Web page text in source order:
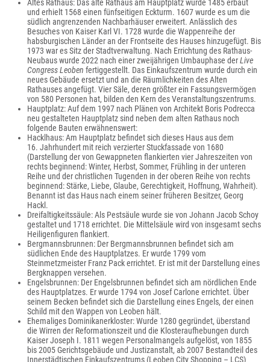
Altes Rathaus: Das alte Rathaus am Hauptplatz wurde 1485 erbaut
und erhielt 1568 einen fünfseitigen Eckturm. 1607 wurde es um die
südlich angrenzenden Nachbarhäuser erweitert. Anlässlich des
Besuches von Kaiser Karl VI. 1728 wurde die Wappenreihe der
habsburgischen Länder an der Frontseite des Hauses hinzugefügt. Bis
1973 war es Sitz der Stadtverwaltung. Nach Errichtung des Rathaus-
Neubaus wurde 2022 nach einer zweijährigen Umbauphase derLive
Congress Leoben fertiggestellt. Das Einkaufszentrum wurde durch ein
neues Gebäude ersetzt und an die Räumlichkeiten des Alten
Rathauses angefügt. Vier Säle, deren größter ein Fassungsvermögen
von 580 Personen hat, bilden den Kern des Veranstaltungszentrums.
Hauptplatz: Auf dem 1997 nach Plänen von Architekt Boris Podrecca
neu gestalteten Hauptplatz sind neben dem alten Rathaus noch
folgende Bauten erwähnenswert:
Hacklhaus: Am Hauptplatz befindet sich dieses Haus aus dem
16. Jahrhundert mit reich verzierter Stuckfassade von 1680
(Darstellung der von Gewappneten flankierten vier Jahreszeiten von
rechts beginnend: Winter, Herbst, Sommer, Frühling in der unteren
Reihe und der christlichen Tugenden in der oberen Reihe von rechts
beginnend: Stärke, Liebe, Glaube, Gerechtigkeit, Hoffnung, Wahrheit).
Benannt ist das Haus nach einem seiner früheren Besitzer, Georg
Hackl.
Dreifaltigkeitssäule: Als Pestsäule wurde sie von Johann Jacob Schoy
gestaltet und 1718 errichtet. Die Mittelsäule wird von insgesamt sechs
Heiligenfiguren flankiert.
Bergmannsbrunnen: Der Bergmannsbrunnen befindet sich am
südlichen Ende des Hauptplatzes. Er wurde 1799 vom
Steinmetzmeister Franz Pack errichtet. Er ist mit der Darstellung eines
Bergknappen versehen.
Engelsbrunnen: Der Engelsbrunnen befindet sich am nördlichen Ende
des Hauptplatzes. Er wurde 1794 von Josef Carlone errichtet. Über
seinem Becken befindet sich die Darstellung eines Engels, der einen
Schild mit den Wappen von Leoben hält.
Ehemaliges Dominikanerkloster: Wurde 1280 gegründet, überstand
die Wirren der Reformationszeit und die Klosteraufhebungen durch
Kaiser Joseph I. 1811 wegen Personalmangels aufgelöst, von 1855
bis 2005 Gerichtsgebäude und Justizanstalt, ab 2007 Bestandteil des
Innerstädtischen Einkaufszentrums (Leoben City Shopping – LCS)